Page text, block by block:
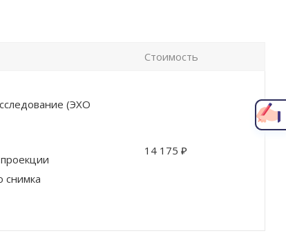
Стоимость
(ЭХО
снимка
14 175 ₽ Написать главному врачу